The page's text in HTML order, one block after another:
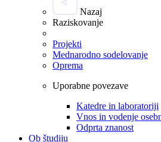
Nazaj
Raziskovanje
Projekti
Mednarodno sodelovanje
Oprema
Uporabne povezave
Katedre in laboratoriji
Vnos in vodenje
Odprta znanost
Ob študiju